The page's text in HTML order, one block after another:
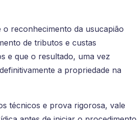
o reconhecimento da usucapião
de tributos e custas
e que o resultado, uma vez
a propriedade na
técnicos e prova rigorosa, vale